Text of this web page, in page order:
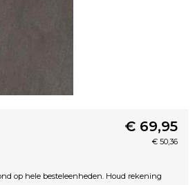
€ 69,95
€ 50,36
op hele besteleenheden. Houd rekening